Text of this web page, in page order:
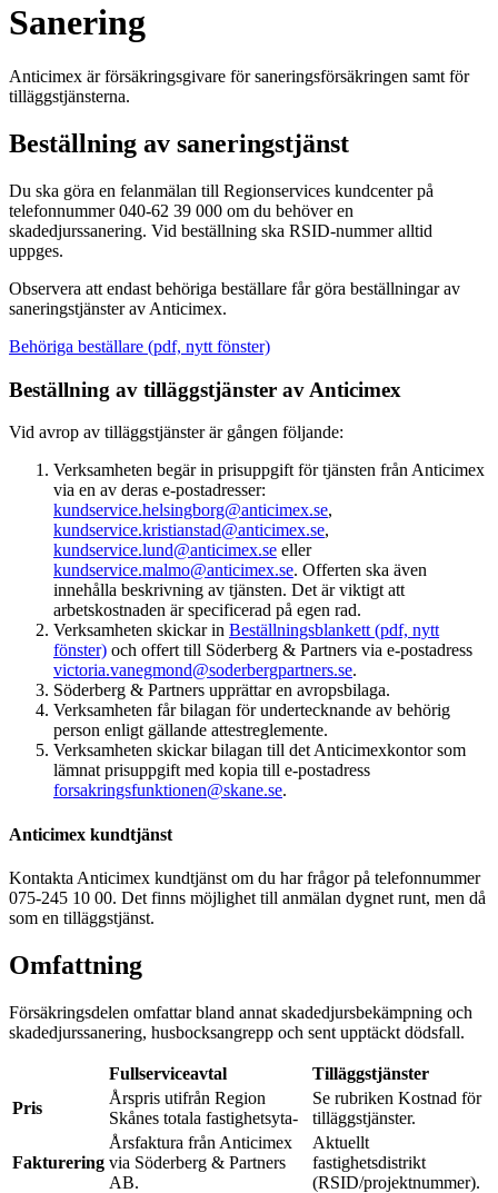
Sanering
Anticimex är försäkringsgivare för saneringsförsäkringen samt för
tilläggstjänsterna.
Beställning av saneringstjänst
Du ska göra en felanmälan till Regionservices kundcenter på
telefonnummer 040-62 39 000 om du behöver en
skadedjurssanering. Vid beställning ska RSID-nummer alltid
uppges.
Observera att endast behöriga beställare får göra beställningar av
saneringstjänster av Anticimex.
Behöriga beställare (pdf, nytt fönster)
Beställning av tilläggstjänster av Anticimex
Vid avrop av tilläggstjänster är gången följande:
Verksamheten begär in prisuppgift för tjänsten från Anticimex
via en av deras e-postadresser:
kundservice.helsingborg@anticimex.se,
kundservice.kristianstad@anticimex.se,
kundservice.lund@anticimex.se eller
kundservice.malmo@anticimex.se. Offerten ska även
innehålla beskrivning av tjänsten. Det är viktigt att
arbetskostnaden är specificerad på egen rad.
Verksamheten skickar in Beställningsblankett (pdf, nytt
fönster) och offert till Söderberg & Partners via e-postadress
victoria.vanegmond@soderbergpartners.se.
Söderberg & Partners upprättar en avropsbilaga.
Verksamheten får bilagan för undertecknande av behörig
person enligt gällande attestreglemente.
Verksamheten skickar bilagan till det Anticimexkontor som
lämnat prisuppgift med kopia till e-postadress
forsakringsfunktionen@skane.se.
Anticimex kundtjänst
Kontakta Anticimex kundtjänst om du har frågor på telefonnummer
075-245 10 00. Det finns möjlighet till anmälan dygnet runt, men då
som en tilläggstjänst.
Omfattning
Försäkringsdelen omfattar bland annat skadedjursbekämpning och
skadedjurssanering, husbocksangrepp och sent upptäckt dödsfall.
Fullserviceavtal
Tilläggstjänster
Pris
Årspris utifrån Region
Skånes totala fastighetsyta-
Se rubriken Kostnad för
tilläggstjänster.
Fakturering
Årsfaktura från Anticimex
via Söderberg & Partners
AB.
Aktuellt
fastighetsdistrikt
(RSID/projektnummer).